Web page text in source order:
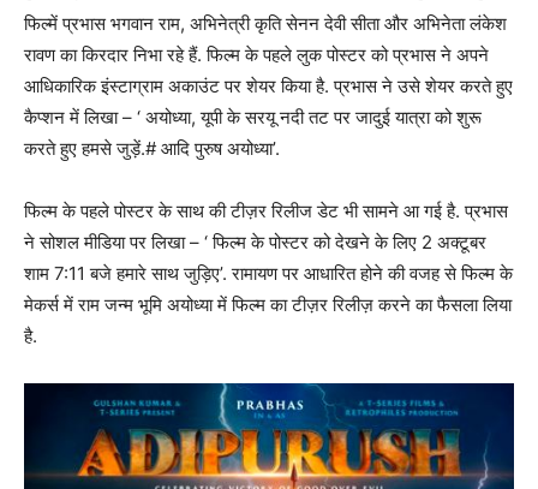
फिल्में प्रभास भगवान राम, अभिनेत्री कृति सेनन देवी सीता और अभिनेता लंकेश
रावण का किरदार निभा रहे हैं. फिल्म के पहले लुक पोस्टर को प्रभास ने अपने
आधिकारिक इंस्टाग्राम अकाउंट पर शेयर किया है. प्रभास ने उसे शेयर करते हुए
कैप्शन में लिखा – ‘ अयोध्या, यूपी के सरयू नदी तट पर जादुई यात्रा को शुरू
करते हुए हमसे जुड़ें.# आदि पुरुष अयोध्या’.
फिल्म के पहले पोस्टर के साथ की टीज़र रिलीज डेट भी सामने आ गई है. प्रभास
ने सोशल मीडिया पर लिखा – ‘ फिल्म के पोस्टर को देखने के लिए 2 अक्टूबर
शाम 7:11 बजे हमारे साथ जुड़िए’. रामायण पर आधारित होने की वजह से फिल्म के
मेकर्स में राम जन्म भूमि अयोध्या में फिल्म का टीज़र रिलीज़ करने का फैसला लिया
है.